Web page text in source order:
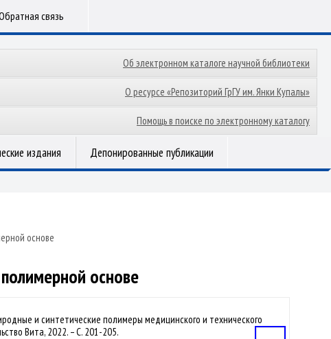
связь
Об электронном каталоге научной библиотеки
О ресурсе «Репозиторий ГрГУ им. Янки Купалы»
Помощь в поиске по электронному каталогу
издания Депонированные публикации
основе
основе
и синтетические полимеры медицинского и технического
Вита, 2022. – С. 201-205.